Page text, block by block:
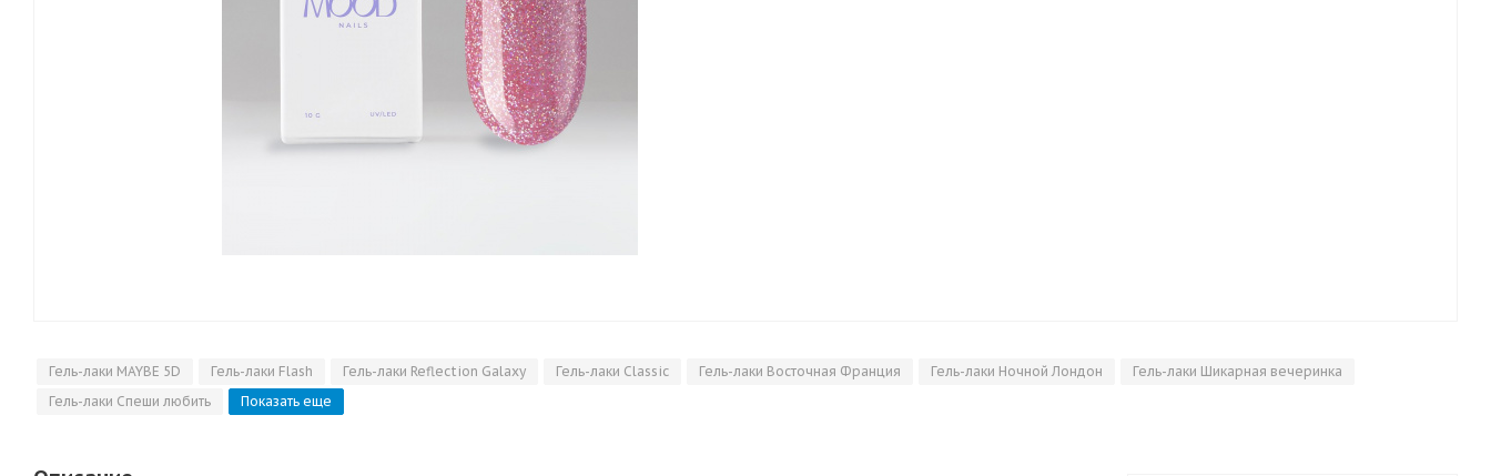
Гель-лаки MAYBE 5D Гель-лаки Flash Гель-лаки Reflection Galaxy Гель-лаки Classic Гель-лаки Восточная Франция Гель-лаки Ночной Лондон
Гель-лаки Шикарная вечеринка
Гель-лаки Спеши любить
Показать еще